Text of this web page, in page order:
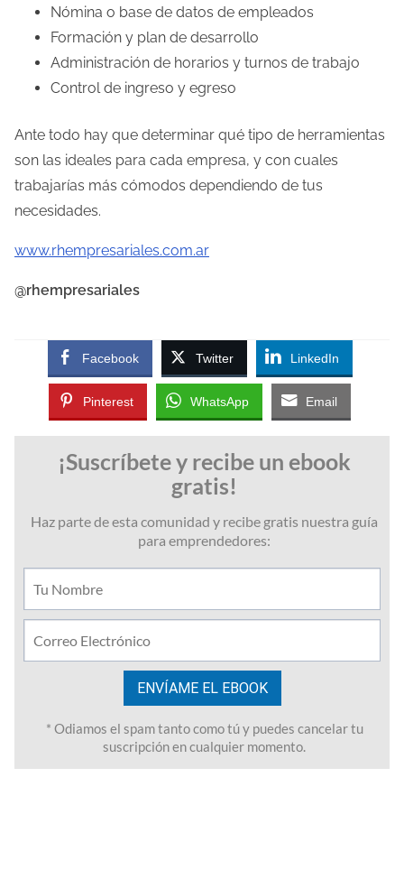
Nómina o base de datos de empleados
Formación y plan de desarrollo
Administración de horarios y turnos de trabajo
Control de ingreso y egreso
Ante todo hay que determinar qué tipo de herramientas
son las ideales para cada empresa, y con cuales
trabajarías más cómodos dependiendo de tus
necesidades.
www.rhempresariales.com.ar
@rhempresariales
Facebook Twitter LinkedIn
Pinterest WhatsApp Email